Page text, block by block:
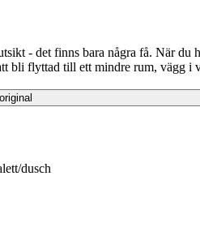
- det finns bara några få. När du
bli flyttad till ett mindre rum, vägg i
dusch